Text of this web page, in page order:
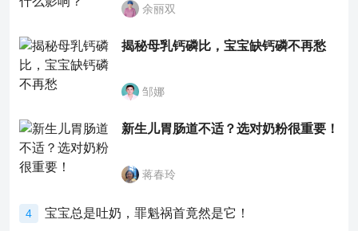
余丽双
揭秘母乳钙磷比，宝宝缺钙磷不再愁
邹娜
新生儿胃肠道不适？选对奶粉很重要！
蒋春玲
4 宝宝总是吐奶，罪魁祸首竟然是它！